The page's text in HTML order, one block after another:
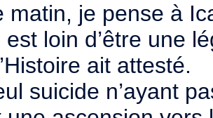
matin, je pense à
est loin d’être une
ait attesté.
suicide n’ayant